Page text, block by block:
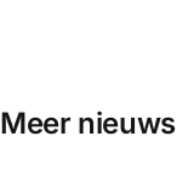
Meer nieuws